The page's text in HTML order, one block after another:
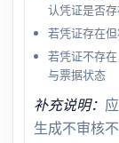
认凭证是否
若凭证存在
若凭证不存
与票据状态
补充说明：
生成不审核